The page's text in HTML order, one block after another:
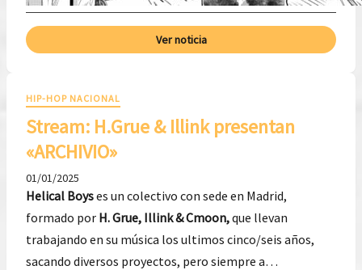
Ver noticia
HIP-HOP NACIONAL
Stream: H.Grue & Illink presentan
«ARCHIVIO»
01/01/2025
Helical Boyses un colectivo con sede en Madrid,
formado por H. Grue, Illink & Cmoon,que llevan
trabajando en su música los ultimos cinco/seis años,
sacando diversos proyectos, pero siempre a…